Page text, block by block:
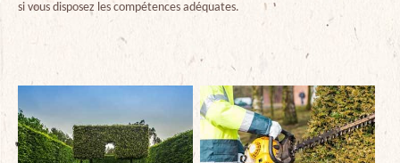
si vous disposez les compétences adéquates.